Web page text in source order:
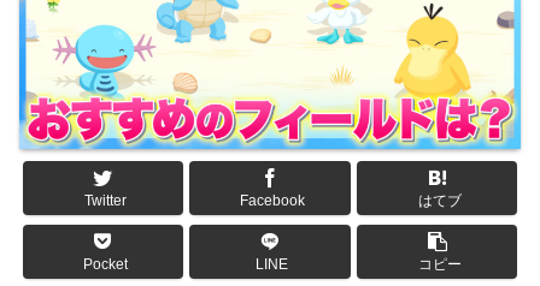
Twitter Facebook はてブ
Pocket LINE コピー